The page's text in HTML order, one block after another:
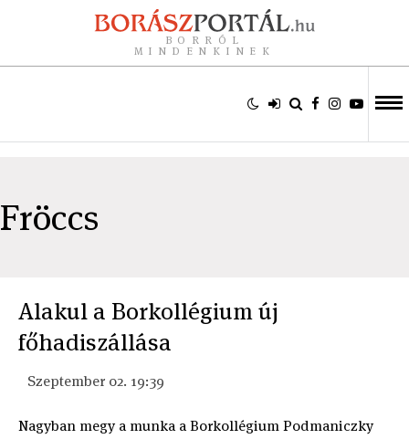
BORRÓL
MINDENKINEK
Fröccs
Alakul a Borkollégium új
főhadiszállása
Szeptember 02. 19:39
Nagyban megy a munka a Borkollégium Podmaniczky